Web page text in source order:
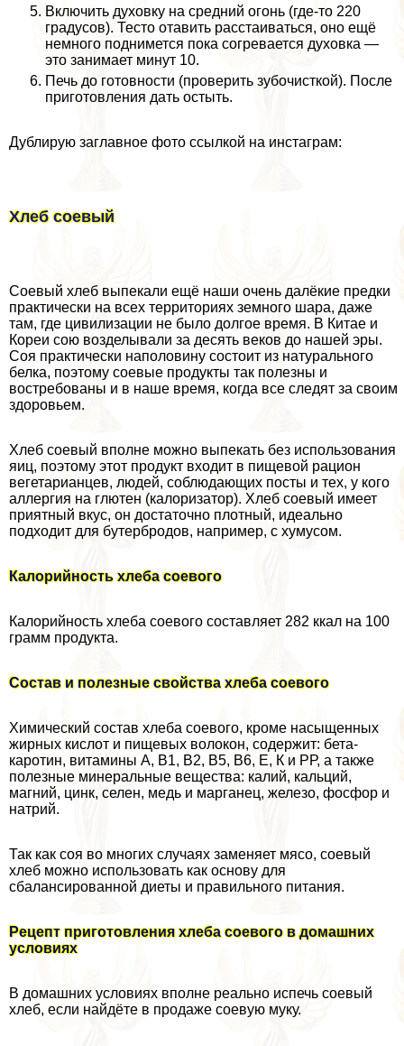
Включить духовку на средний огонь (где-то 220
градусов). Тесто отавить расстаиваться, оно ещё
немного поднимется пока согревается духовка —
это занимает минут 10.
Печь до готовности (проверить зубочисткой). После
приготовления дать остыть.
Дублирую заглавное фото ссылкой на инстаграм:
Хлеб соевый
Соевый хлеб выпекали ещё наши очень далёкие предки
пpaктически на всех территориях земного шара, даже
там, где цивилизации не было долгое время. В Китае и
Кореи сою возделывали за десять веков до нашей эры.
Соя пpaктически наполовину состоит из натурального
белка, поэтому соевые продукты так полезны и
востребованы и в наше время, когда все следят за своим
здоровьем.
Хлеб соевый вполне можно выпекать без использования
яиц, поэтому этот продукт входит в пищевой рацион
вегетарианцев, людей, соблюдающих посты и тех, у кого
аллергия на глютен (калоризатор). Хлеб соевый имеет
приятный вкус, он достаточно плотный, идеально
подходит для бутербродов, например, с хумусом.
Калорийность хлеба соевого
Калорийность хлеба соевого составляет 282 ккал на 100
грамм продукта.
Состав и полезные свойства хлеба соевого
Химический состав хлеба соевого, кроме насыщенных
жирных кислот и пищевых волокон, содержит: бета-
каротин, витамины А, В1, В2, В5, В6, Е, К и РР, а также
полезные минеральные вещества: калий, кальций,
магний, цинк, селен, медь и марганец, железо, фосфор и
натрий.
Так как соя во многих случаях заменяет мясо, соевый
хлеб можно использовать как основу для
сбалансированной диеты и правильного питания.
Рецепт приготовления хлеба соевого в домашних
условиях
В домашних условиях вполне реально испечь соевый
хлеб, если найдёте в продаже соевую муку.